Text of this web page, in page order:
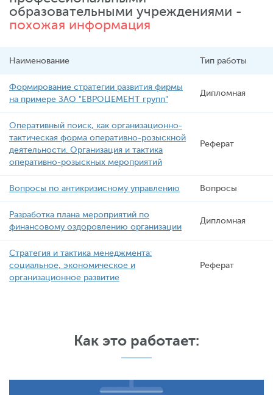
образовательными учреждениями -
похожая информация
Наименование Тип работы
Формирование стратегии развития фирмы
на примере ЗАО "ЕВРОЦЕМЕНТ групп"
Дипломная
Оперативный поиск, как организационно-
тактическая форма оперативно-розыскной
деятельности. Организация и тактика
оперативно-розыскных мероприятий
Реферат
Вопросы по антикризисному управлению Вопросы
Разработка плана мероприятий по
финансовому оздоровлению организации
Дипломная
Стратегия и тактика менеджмента:
социальное, экономическое и
организационное развитие
Реферат
Как это работает: